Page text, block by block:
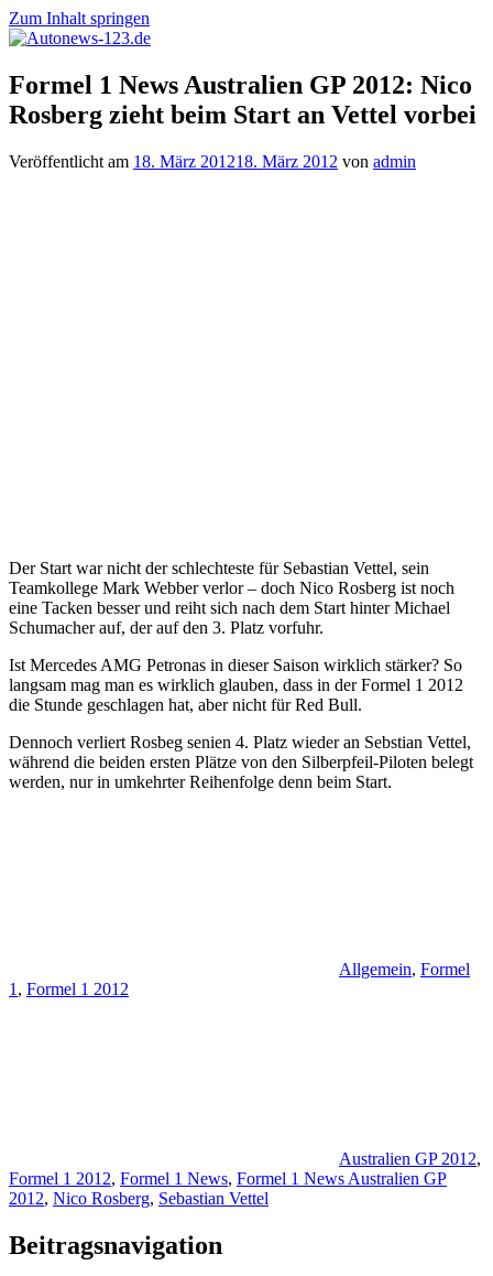
Zum Inhalt springen
Autonews-
123.de
Autonews
mit
Charme
Formel 1 News Australien GP 2012: Nico
Rosberg zieht beim Start an Vettel vorbei
Veröffentlicht am 18. März 201218. März 2012 von admin
Der Start war nicht der schlechteste für Sebastian Vettel, sein
Teamkollege Mark Webber verlor – doch Nico Rosberg ist noch
eine Tacken besser und reiht sich nach dem Start hinter Michael
Schumacher auf, der auf den 3. Platz vorfuhr.
Ist Mercedes AMG Petronas in dieser Saison wirklich stärker? So
langsam mag man es wirklich glauben, dass in der Formel 1 2012
die Stunde geschlagen hat, aber nicht für Red Bull.
Dennoch verliert Rosbeg senien 4. Platz wieder an Sebstian Vettel,
während die beiden ersten Plätze von den Silberpfeil-Piloten belegt
werden, nur in umkehrter Reihenfolge denn beim Start.
Allgemein, Formel
1 , Formel 1 2012
Australien GP 2012,
Formel 1 2012, Formel 1 News, Formel 1 News Australien GP
2012, Nico Rosberg, Sebastian Vettel
Beitragsnavigation